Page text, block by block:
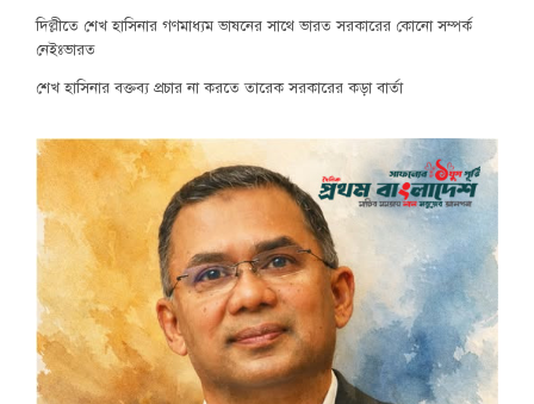
দিল্লীতে শেখ হাসিনার গণমাধ্যম ভাষনের সাথে ভারত সরকারের কোনো সম্পর্ক
নেইঃভারত
শেখ হাসিনার বক্তব্য প্রচার না করতে তারেক সরকারের কড়া বার্তা